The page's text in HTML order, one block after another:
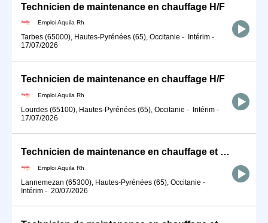
Technicien de maintenance en chauffage H/F
Emploi Aquila Rh
Tarbes (65000), Hautes-Pyrénées (65), Occitanie - Intérim -
17/07/2026
Technicien de maintenance en chauffage H/F
Emploi Aquila Rh
Lourdes (65100), Hautes-Pyrénées (65), Occitanie - Intérim -
17/07/2026
Technicien de maintenance en chauffage et climatisation H/F
Emploi Aquila Rh
Lannemezan (65300), Hautes-Pyrénées (65), Occitanie -
Intérim - 20/07/2026